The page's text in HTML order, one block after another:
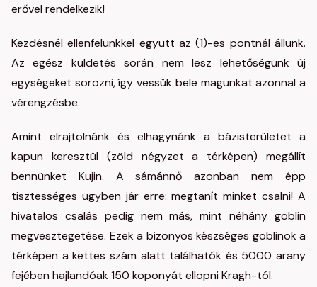
erővel rendelkezik!
Kezdésnél ellenfelünkkel együtt az (1)-es pontnál állunk.
Az egész küldetés során nem lesz lehetőségünk új
egységeket sorozni, így vessük bele magunkat azonnal a
vérengzésbe.
Amint elrajtolnánk és elhagynánk a bázisterületet a
kapun keresztül (zöld négyzet a térképen) megállít
bennünket Kujin. A sámánnő azonban nem épp
tisztességes ügyben jár erre: megtanít minket csalni! A
hivatalos csalás pedig nem más, mint néhány goblin
megvesztegetése. Ezek a bizonyos készséges goblinok a
térképen a kettes szám alatt találhatók és 5000 arany
fejében hajlandóak 150 koponyát ellopni Kragh-tól.